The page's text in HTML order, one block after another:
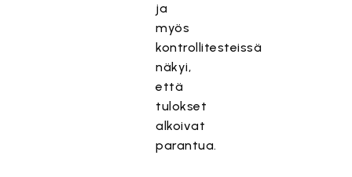
ja
myös
kontrollitesteissä
näkyi,
että
tulokset
alkoivat
parantua.